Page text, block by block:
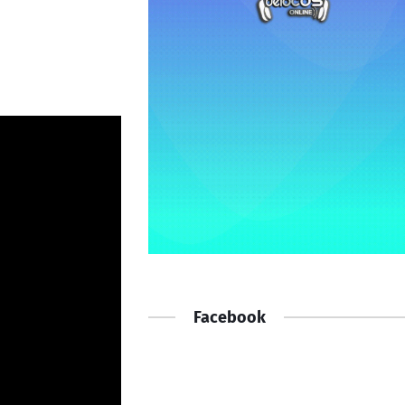
Facebook